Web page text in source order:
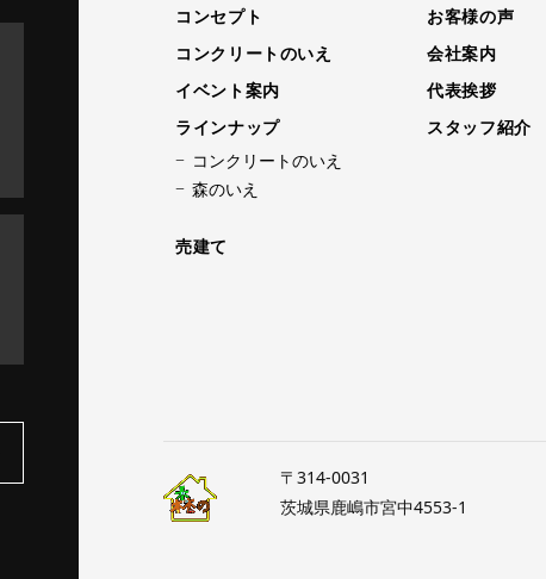
コンセプト
コンクリートのいえ
イベント案内
ラインナップ
コンクリートのいえ
森のいえ
売建て
お客様の声
会社案内
代表挨拶
スタッフ紹介
〒314-0031
茨城県鹿嶋市宮中4553-1